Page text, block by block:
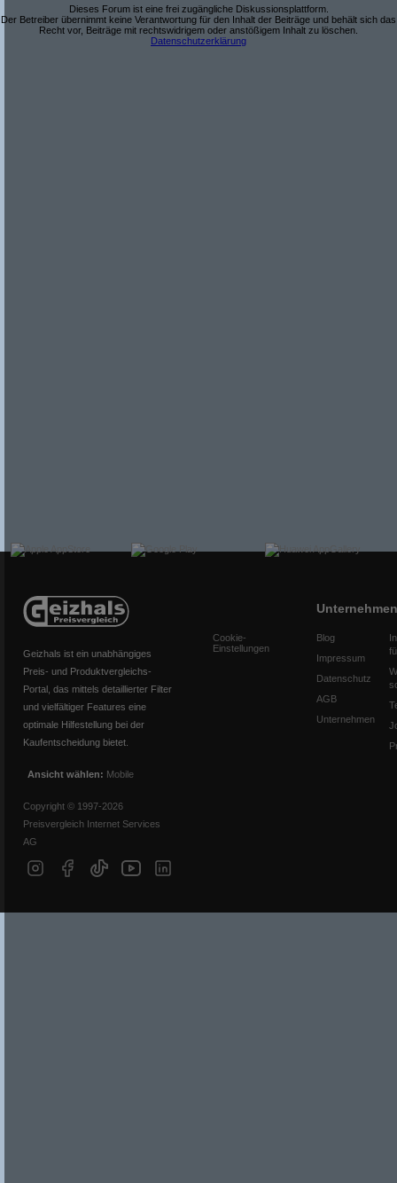
Dieses Forum ist eine frei zugängliche Diskussionsplattform.
Der Betreiber übernimmt keine Verantwortung für den Inhalt der Beiträge und behält sich das
Recht vor, Beiträge mit rechtswidrigem oder anstößigem Inhalt zu löschen.
Datenschutzerklärung
Geizhals ist ein unabhängiges
Preis- und Produktvergleichs-
Portal, das mittels detaillierter Filter
und vielfältiger Features eine
optimale Hilfestellung bei der
Kaufentscheidung bietet.
Ansicht wählen: Mobile
Copyright © 1997-2026
Preisvergleich Internet Services
AG
Cookie-
Einstellungen
Unternehmen
Blog
Impressum
Datenschutz
AGB
Unternehmen